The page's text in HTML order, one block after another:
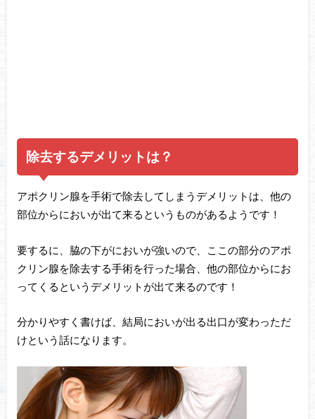
除去するデメリットは？
アポクリン腺を手術で除去してしまうデメリットは、他の
部位からにおいが出て来るというものがあるようです！
要するに、脇の下がにおいが強いので、ここの部分のアポ
クリン腺を除去する手術を行った場合、他の部位からにお
ってくるというデメリットが出て来るのです！
分かりやすく書けば、結局においが出る出口が変わっただ
けという話になります。